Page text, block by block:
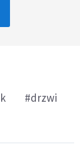
#drzwi